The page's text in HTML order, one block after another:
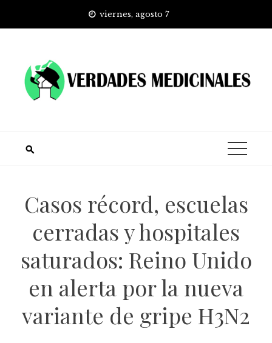
viernes, agosto 7
Casos récord, escuelas
cerradas y hospitales
saturados: Reino Unido
en alerta por la nueva
variante de gripe H3N2